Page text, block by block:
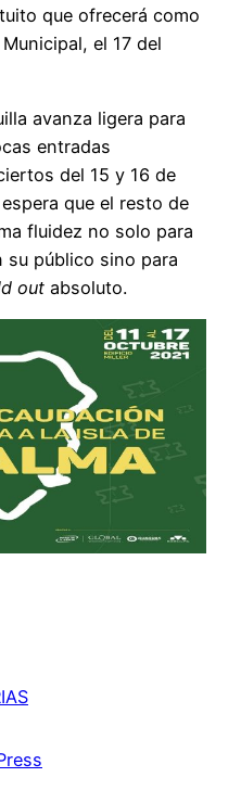
que ofrecerá como
el 17 del
avanza ligera para
entradas
del 15 y 16 de
que el resto de
fluidez no solo para
su público sino para
out absoluto.